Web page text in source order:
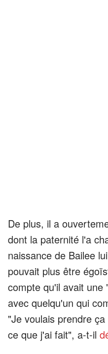
De plus, il a
dont la paternité l'a
naissance de Bailee
pouvait plus être
compte qu'il avait une
avec quelqu'un qui
"Je voulais prendre
ce que j'ai fait", a-t-il